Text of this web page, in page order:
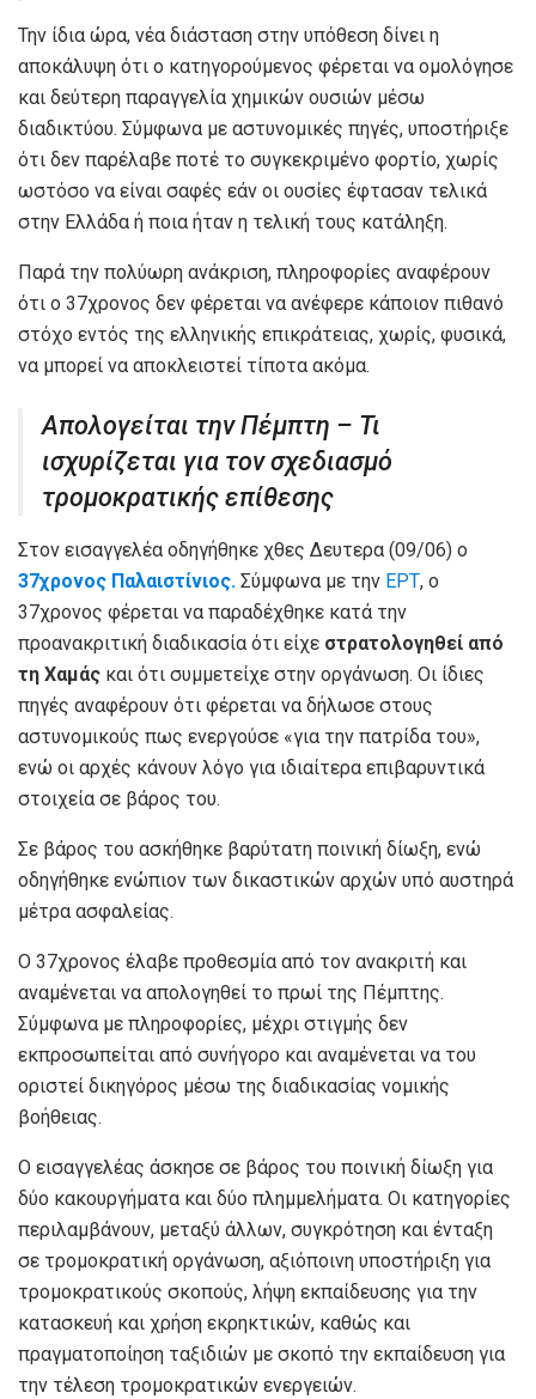
Την ίδια ώρα, νέα διάσταση στην υπόθεση δίνει η
αποκάλυψη ότι ο κατηγορούμενος φέρεται να ομολόγησε
και δεύτερη παραγγελία χημικών ουσιών μέσω
διαδικτύου. Σύμφωνα με αστυνομικές πηγές, υποστήριξε
ότι δεν παρέλαβε ποτέ το συγκεκριμένο φορτίο, χωρίς
ωστόσο να είναι σαφές εάν οι ουσίες έφτασαν τελικά
στην Ελλάδα ή ποια ήταν η τελική τους κατάληξη.
Παρά την πολύωρη ανάκριση, πληροφορίες αναφέρουν
ότι ο 37χρονος δεν φέρεται να ανέφερε κάποιον πιθανό
στόχο εντός της ελληνικής επικράτειας, χωρίς, φυσικά,
να μπορεί να αποκλειστεί τίποτα ακόμα.
Απολογείται την Πέμπτη – Τι
ισχυρίζεται για τον σχεδιασμό
τρομοκρατικής επίθεσης
Στον εισαγγελέα οδηγήθηκε χθες Δευτερα (09/06) ο
37χρονος Παλαιστίνιος. Σύμφωνα με την ΕΡΤ, ο
37χρονος φέρεται να παραδέχθηκε κατά την
προανακριτική διαδικασία ότι είχε στρατολογηθεί από
τη Χαμάς και ότι συμμετείχε στην οργάνωση. Οι ίδιες
πηγές αναφέρουν ότι φέρεται να δήλωσε στους
αστυνομικούς πως ενεργούσε «για την πατρίδα του»,
ενώ οι αρχές κάνουν λόγο για ιδιαίτερα επιβαρυντικά
στοιχεία σε βάρος του.
Σε βάρος του ασκήθηκε βαρύτατη ποινική δίωξη, ενώ
οδηγήθηκε ενώπιον των δικαστικών αρχών υπό αυστηρά
μέτρα ασφαλείας.
Ο 37χρονος έλαβε προθεσμία από τον ανακριτή και
αναμένεται να απολογηθεί το πρωί της Πέμπτης.
Σύμφωνα με πληροφορίες, μέχρι στιγμής δεν
εκπροσωπείται από συνήγορο και αναμένεται να του
οριστεί δικηγόρος μέσω της διαδικασίας νομικής
βοήθειας.
Ο εισαγγελέας άσκησε σε βάρος του ποινική δίωξη για
δύο κακουργήματα και δύο πλημμελήματα. Οι κατηγορίες
περιλαμβάνουν, μεταξύ άλλων, συγκρότηση και ένταξη
σε τρομοκρατική οργάνωση, αξιόποινη υποστήριξη για
τρομοκρατικούς σκοπούς, λήψη εκπαίδευσης για την
κατασκευή και χρήση εκρηκτικών, καθώς και
πραγματοποίηση ταξιδιών με σκοπό την εκπαίδευση για
την τέλεση τρομοκρατικών ενεργειών.